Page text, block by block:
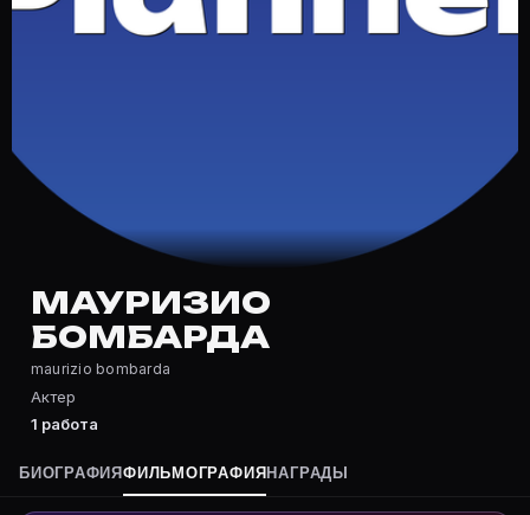
Частые вопросы о Мауризио
Полный список — на Movie Planner: https://movie-
Кто такой(ая) Мауризио Бомбарда?
Мауризио Бомбарда — Актер. Биография и роли на
Где открыть фильмографию Мауризио Бомбарда?
На Movie Planner: https://movie-planner.ru/s/
МАУРИЗИО
БОМБАРДА
maurizio bombarda
Актер
1 работа
БИОГРАФИЯФИЛЬМОГРАФИЯ НАГРАДЫ